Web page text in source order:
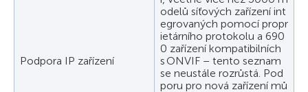
Podpora IP zařízení
odelů síťových zařízení int
egrovaných pomocí propr
ietárního protokolu a 690
0 zařízení kompatibilních
s ONVIF – tento seznam
se neustále rozrůstá. Pod
poru pro nová zařízení mů